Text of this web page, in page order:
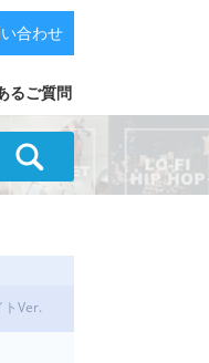
るご質問
合わせ
トVer.